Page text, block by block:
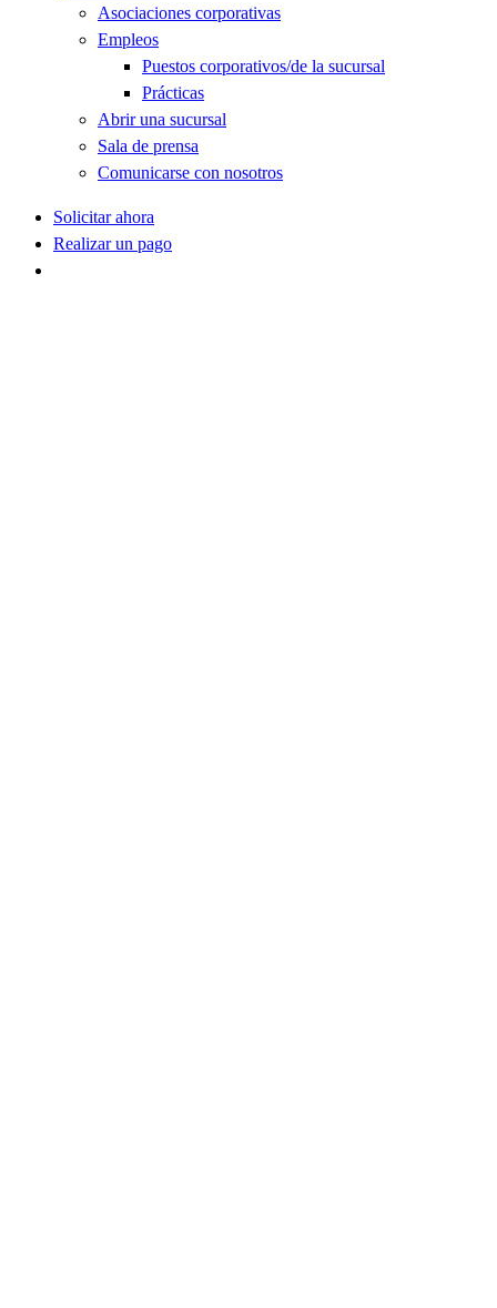
Asociaciones corporativas
Empleos
Puestos corporativos/de la sucursal
Prácticas
Abrir una sucursal
Sala de prensa
Comunicarse con nosotros
Solicitar ahora
Realizar un pago